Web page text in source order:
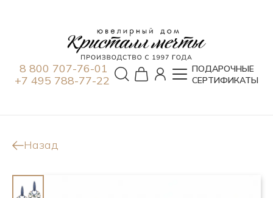
8 800 707-76-01
+7 495 788-77-22
ПОДАРОЧНЫЕ
СЕРТИФИКАТЫ
Назад